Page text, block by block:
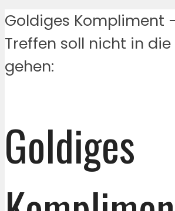
Goldiges Kompliment
Treffen soll nicht in die
gehen:
Goldiges